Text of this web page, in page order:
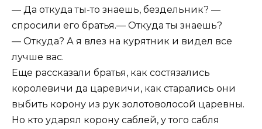
— Да откуда ты-то знаешь, бездельник? —
спросили его братья.— Откуда ты знаешь?
— Откуда? А я влез на курятник и видел все
лучше вас.
Еще рассказали братья, как состязались
королевичи да царевичи, как старались они
выбить корону из рук золотоволосой царевны.
Но кто ударял корону саблей, у того сабля